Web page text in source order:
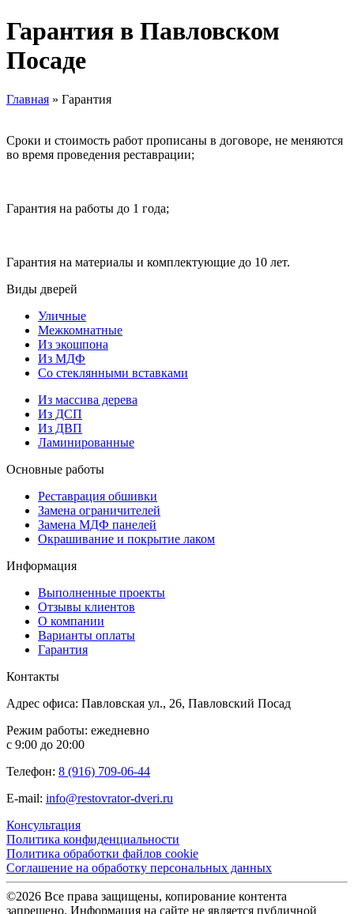
Гарантия в Павловском
Посаде
Главная » Гарантия
Сроки и стоимость работ прописаны в договоре, не меняются
во время проведения реставрации;
Гарантия на работы до 1 года;
Гарантия на материалы и комплектующие до 10 лет.
Виды дверей
Уличные
Межкомнатные
Из экошпона
Из МДФ
Со стеклянными вставками
Из массива дерева
Из ДСП
Из ДВП
Ламинированные
Основные работы
Реставрация обшивки
Замена ограничителей
Замена МДФ панелей
Окрашивание и покрытие лаком
Информация
Выполненные проекты
Отзывы клиентов
О компании
Варианты оплаты
Гарантия
Контакты
Адрес офиса: Павловская ул., 26, Павловский Посад
Режим работы: ежедневно
с 9:00 до 20:00
Телефон: 8 (916) 709-06-44
E-mail: info@restovrator-dveri.ru
Консультация
Политика конфиденциальности
Политика обработки файлов cookie
Соглашение на обработку персональных данных
©2026 Все права защищены, копирование контента
запрещено. Информация на сайте не является публичной